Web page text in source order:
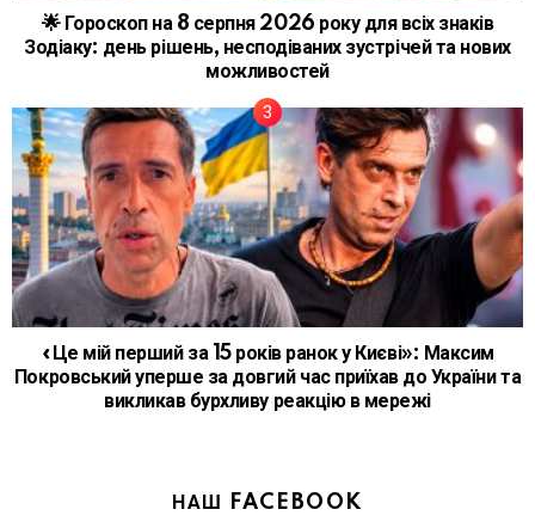
🌟 Гороскоп на 8 серпня 2026 року для всіх знаків
Зодіаку: день рішень, несподіваних зустрічей та нових
можливостей
«Це мій перший за 15 років ранок у Києві»: Максим
Покровський уперше за довгий час приїхав до України та
викликав бурхливу реакцію в мережі
НАШ FACEBOOK